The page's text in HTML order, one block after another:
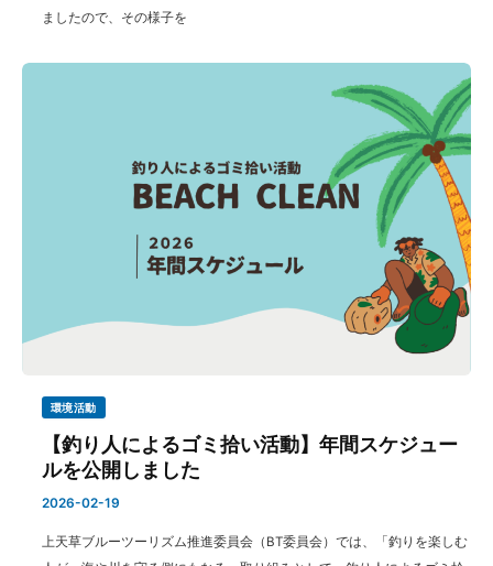
ましたので、その様子を
環境活動
【釣り人によるゴミ拾い活動】年間スケジュー
ルを公開しました
2026-02-19
上天草ブルーツーリズム推進委員会（BT委員会）では、「釣りを楽しむ